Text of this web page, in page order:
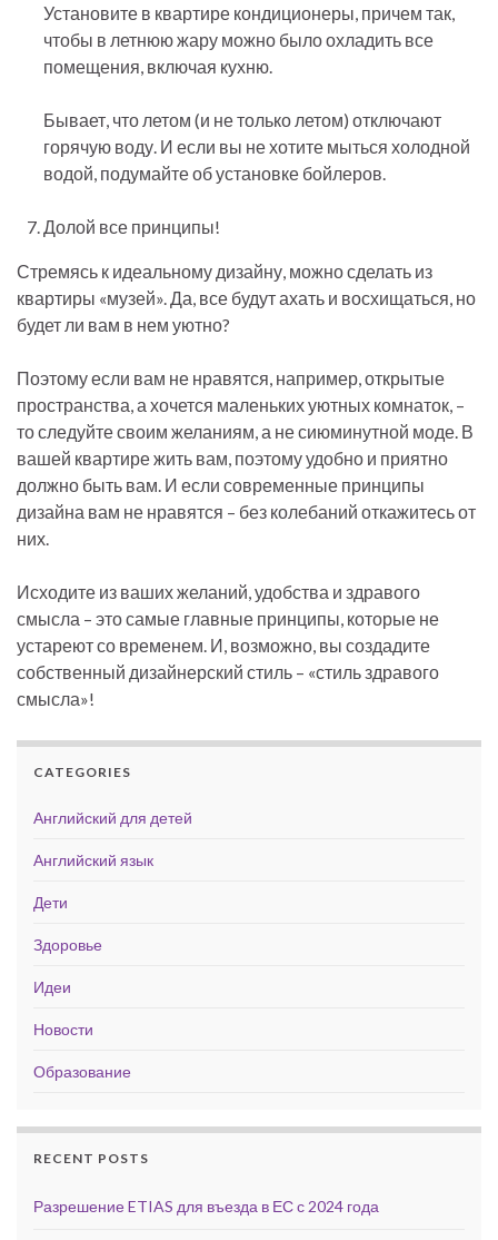
Установите в квартире кондиционеры, причем так,
чтобы в летнюю жару можно было охладить все
помещения, включая кухню.
Бывает, что летом (и не только летом) отключают
горячую воду. И если вы не хотите мыться холодной
водой, подумайте об установке бойлеров.
Долой все принципы!
Стремясь к идеальному дизайну, можно сделать из
квартиры «музей». Да, все будут ахать и восхищаться, но
будет ли вам в нем уютно?
Поэтому если вам не нравятся, например, открытые
пространства, а хочется маленьких уютных комнаток, –
то следуйте своим желаниям, а не сиюминутной моде. В
вашей квартире жить вам, поэтому удобно и приятно
должно быть вам. И если современные принципы
дизайна вам не нравятся – без колебаний откажитесь от
них.
Исходите из ваших желаний, удобства и здравого
смысла – это самые главные принципы, которые не
устареют со временем. И, возможно, вы создадите
собственный дизайнерский стиль – «стиль здравого
смысла»!
CATEGORIES
Английский для детей
Английский язык
Дети
Здоровье
Идеи
Новости
Образование
RECENT POSTS
Разрешение ETIAS для въезда в ЕС с 2024 года